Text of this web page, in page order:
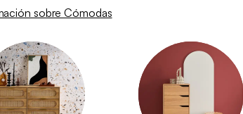
sobre Cómodas